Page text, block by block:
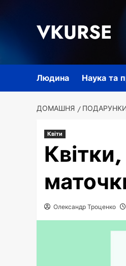
VKURSE
Людина Наука та
ДОМАШНЯ
Квіти
Олександр Троценко